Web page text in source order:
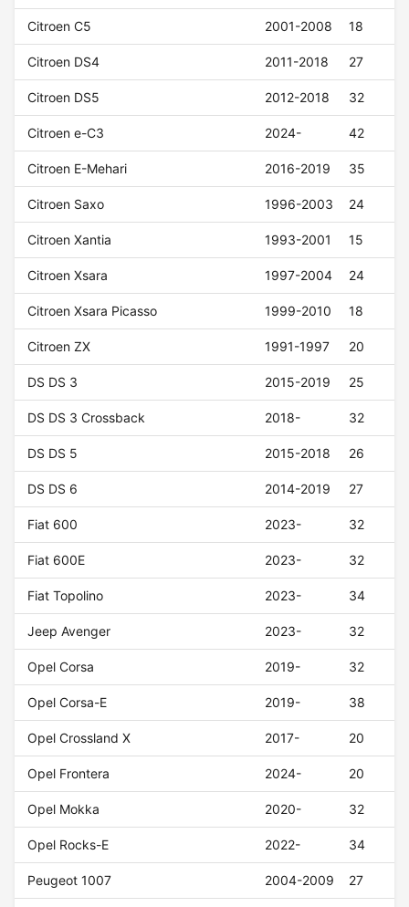
Citroen C5 2001-2008 18
Citroen DS4 2011-2018 27
Citroen DS5 2012-2018 32
Citroen e-C3 2024- 42
Citroen E-Mehari 2016-2019 35
Citroen Saxo 1996-2003 24
Citroen Xantia 1993-2001 15
Citroen Xsara 1997-2004 24
Citroen Xsara Picasso 1999-2010 18
Citroen ZX 1991-1997 20
DS DS 3 2015-2019 25
DS DS 3 Crossback 2018- 32
DS DS 5 2015-2018 26
DS DS 6 2014-2019 27
Fiat 600 2023- 32
Fiat 600E 2023- 32
Fiat Topolino 2023- 34
Jeep Avenger 2023- 32
Opel Corsa 2019- 32
Opel Corsa-E 2019- 38
Opel Crossland X 2017- 20
Opel Frontera 2024- 20
Opel Mokka 2020- 32
Opel Rocks-E 2022- 34
Peugeot 1007 2004-2009 27